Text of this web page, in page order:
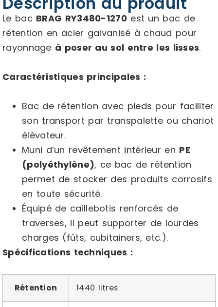
Le bac BRAG RY3480-1270 est un bac de
rétention en acier galvanisé à chaud pour
rayonnage à poser au sol entre les lisses.
Caractéristiques principales :
Bac de rétention avec pieds pour faciliter
son transport par transpalette ou chariot
élévateur.
Muni d’un revêtement intérieur en PE
(polyéthylène), ce bac de rétention
permet de stocker des produits corrosifs
en toute sécurité.
Équipé de caillebotis renforcés de
traverses, il peut supporter de lourdes
charges (fûts, cubitainers, etc.).
Spécifications techniques :
Rétention 1440 litres